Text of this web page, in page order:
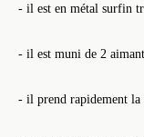
- il est en métal surfin
- il est muni de 2
- il prend rapidement la